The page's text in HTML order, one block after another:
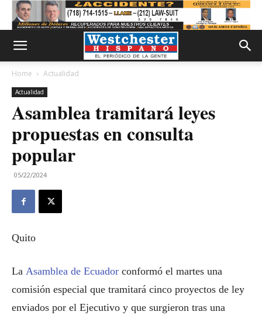
Home Actualidad
Actualidad
Asamblea tramitará leyes
propuestas en consulta
popular
05/22/2024
Quito
La Asamblea de Ecuador conformó el martes una
comisión especial que tramitará cinco proyectos de ley
enviados por el Ejecutivo y que surgieron tras una